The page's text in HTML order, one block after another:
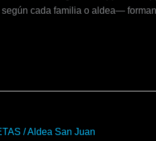
cada familia o aldea—
/Aldea San Juan